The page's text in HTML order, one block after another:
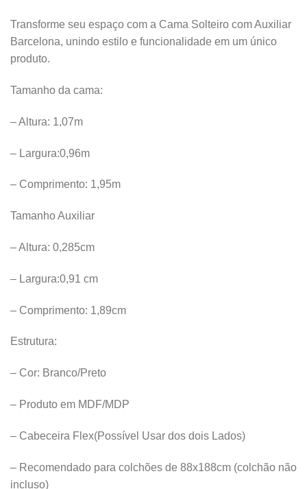
Transforme seu espaço com a Cama Solteiro com Auxiliar
Barcelona, unindo estilo e funcionalidade em um único
produto.
Tamanho da cama:
– Altura: 1,07m
– Largura:0,96m
– Comprimento: 1,95m
Tamanho Auxiliar
– Altura: 0,285cm
– Largura:0,91 cm
– Comprimento: 1,89cm
Estrutura:
– Cor: Branco/Preto
– Produto em MDF/MDP
– Cabeceira Flex(Possível Usar dos dois Lados)
– Recomendado para colchões de 88x188cm (colchão não
incluso)